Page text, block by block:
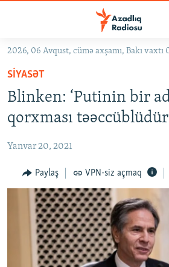
Əsas
qayıt
Əsas
qayıt
GÜNDƏM
#İZAHLA
#ƏSLINDƏ
FƏRQƏ BAX
QANUNI DOĞRU
ARAŞDIRMA
MULTIMEDIA
VIDEO
FOTOQALEREYA
RADIO ARXIV
OXU ZALI
HAQQIMIZDA
2026, 06 Avqust, cümə axşamı, Bakı vaxtı
SIYASƏT
Blinken: ‘Putinin bir
qorxması
Yanvar 20, 2021
Paylaş VPN-siz açmaq